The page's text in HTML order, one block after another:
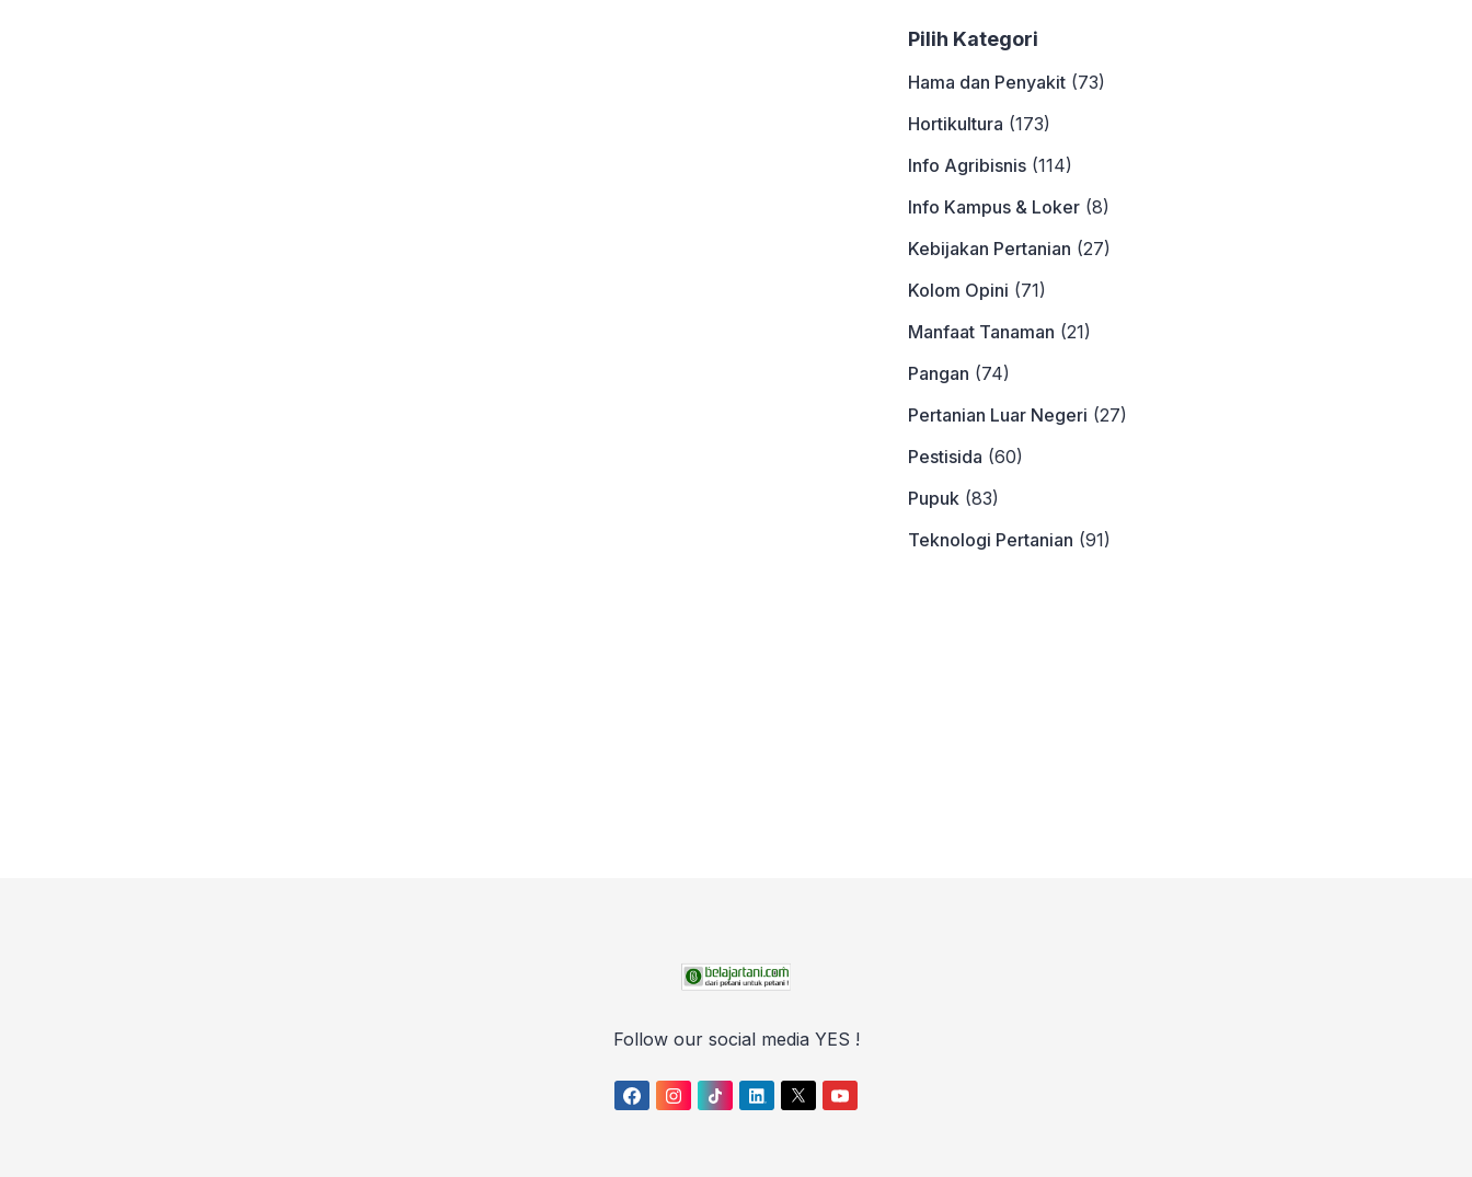
Pilih Kategori
Hama dan Penyakit(73)
Hortikultura (173)
Info Agribisnis(114)
Info Kampus & Loker(8)
Kebijakan Pertanian (27)
Kolom Opini (71)
Manfaat Tanaman (21)
Pangan (74)
Pertanian Luar Negeri (27)
Pestisida (60)
Pupuk(83)
Teknologi Pertanian (91)
Follow our social media YES !